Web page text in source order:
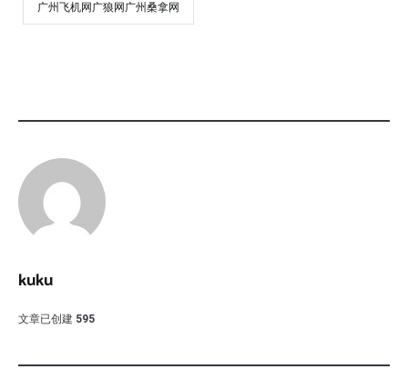
广州飞机网广狼网广州桑拿网
kuku
文章已创建 595